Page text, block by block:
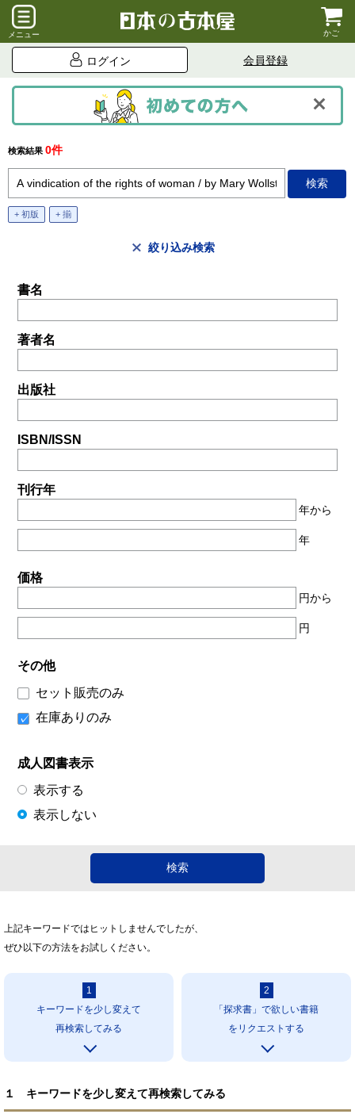
メニュー かご
ログイン 会員登録
検索結果 0件
+ 初版 + 揃
絞り込み検索
書名
著者名
出版社
ISBN/ISSN
刊行年
年から
年
価格
円から
円
その他
セット販売のみ
在庫ありのみ
成人図書表示
表示する
表示しない
上記キーワードではヒットしませんでしたが、
ぜひ以下の方法をお試しください。
1
キーワードを少し変えて
再検索してみる
2
「探求書」で欲しい書籍
をリクエストする
１ キーワードを少し変えて再検索してみる